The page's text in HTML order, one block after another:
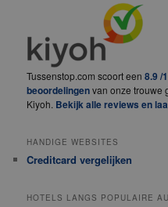
Tussenstop.com scoort een8.9 /
beoordelingenvan onze trouwe
Kiyoh. Bekijk alle reviews en
HANDIGE WEBSITES
Creditcard vergelijken
HOTELS LANGS POPULAIRE